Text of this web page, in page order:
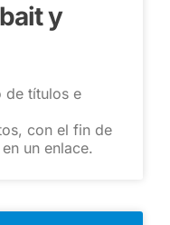
y
de títulos e
con el fin de
un enlace.